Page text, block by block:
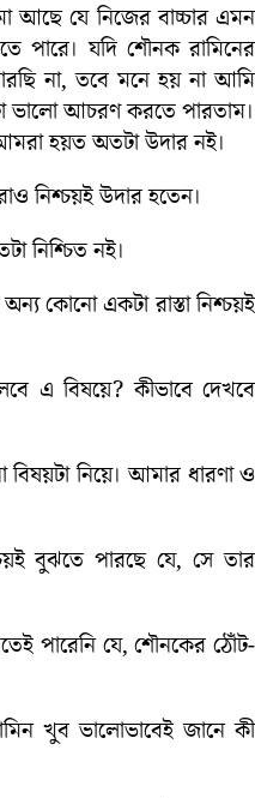
আছে যে নিজের বাচ্চার এমন
পারে। যদি শৌনক রামিনের
না, তবে মনে হয় না আমি
ভালো আচরণ করতে পারতাম।
হয়ত অতটা উদার নই।
নিশ্চয়ই উদার হতেন।
নিশ্চিত নই।
কোনো একটা রাস্তা নিশ্চয়ই
এ বিষয়ে? কীভাবে দেখবে
নিয়ে। আমার ধারণা ও
বুঝতে পারছে যে, সে তার
পারেনি যে, শৌনকের ঠোঁট-
খুব ভালোভাবেই জানে কী